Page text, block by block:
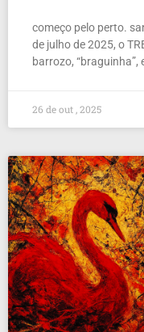
começo pelo perto.
de julho de 2025, o
barrozo, “braguinha”,
26 de out , 2025